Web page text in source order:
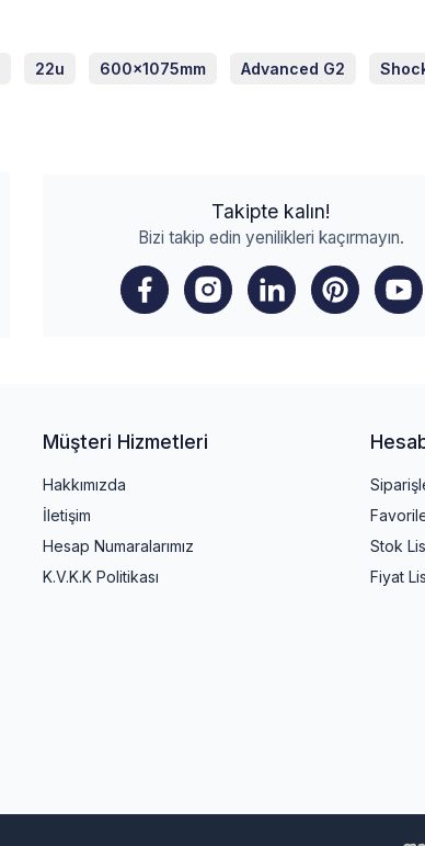
22u 600x1075mm Advanced G2
Takipte kalın!
Bizi takip edin yenilikleri kaçırmayın.
Müşteri Hizmetleri
Hakkımızda
İletişim
Hesap Numaralarımız
K.V.K.K Politikası
Stok
Fiyat